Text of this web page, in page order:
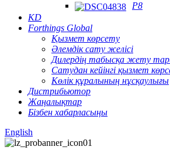
P8
KD
Forthings Global
Қызмет көрсету
Әлемдік сату желісі
Дилердің табысқа жету
Сатудан кейінгі қызмет
Көлік құралының нұсқаулығы
Дистрибьютор
Жаңалықтар
Бізбен хабарласыңы
English